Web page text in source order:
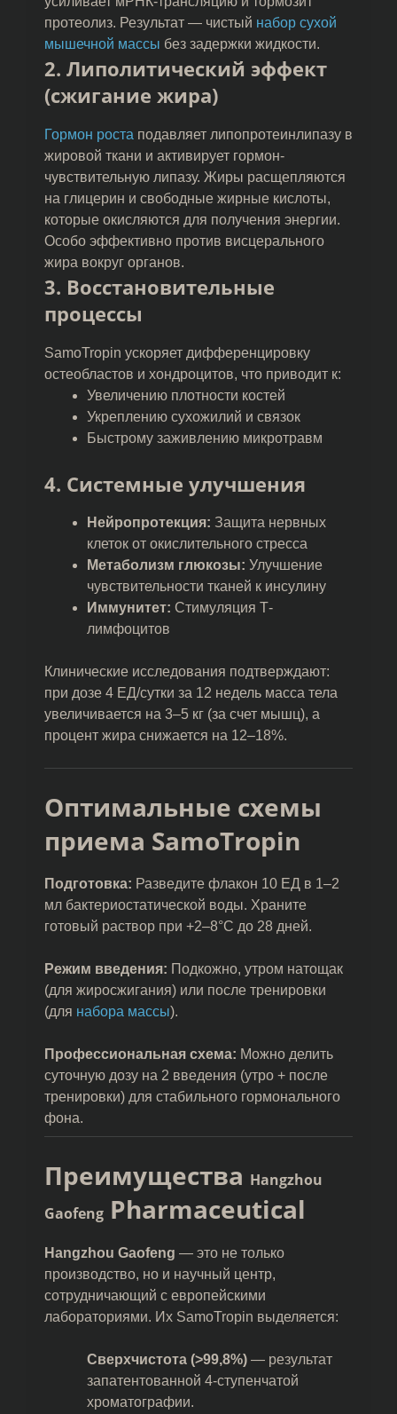
протеолиз. Результат — чистый набор сухой
мышечной массы без задержки жидкости.
2. Липолитический эффект
(сжигание жира)
Гормон роста подавляет липопротеинлипазу в
жировой ткани и активирует гормон-
чувствительную липазу. Жиры расщепляются
на глицерин и свободные жирные кислоты,
которые окисляются для получения энергии.
Особо эффективно против висцерального
жира вокруг органов.
3. Восстановительные
процессы
SamoTropin ускоряет дифференцировку
остеобластов и хондроцитов, что приводит к:
Увеличению плотности костей
Укреплению сухожилий и связок
Быстрому заживлению микротравм
4. Системные улучшения
Нейропротекция: Защита нервных
клеток от окислительного стресса
Метаболизм глюкозы: Улучшение
чувствительности тканей к инсулину
Иммунитет: Стимуляция Т-
лимфоцитов
Клинические исследования подтверждают:
при дозе 4 ЕД/сутки за 12 недель масса тела
увеличивается на 3–5 кг (за счет мышц), а
процент жира снижается на 12–18%.
Оптимальные схемы
приема SamoTropin
Подготовка: Разведите флакон 10 ЕД в 1–2
мл бактериостатической воды. Храните
готовый раствор при +2–8°C до 28 дней.
Режим введения: Подкожно, утром натощак
(для жиросжигания) или после тренировки
(для набора массы).
Профессиональная схема: Можно делить
суточную дозу на 2 введения (утро + после
тренировки) для стабильного гормонального
фона.
Преимущества Hangzhou
Gaofeng Pharmaceutical
Hangzhou Gaofeng — это не только
производство, но и научный центр,
сотрудничающий с европейскими
лабораториями. Их SamoTropin выделяется:
Сверхчистота (>99,8%) — результат
запатентованной 4-ступенчатой
хроматографии.